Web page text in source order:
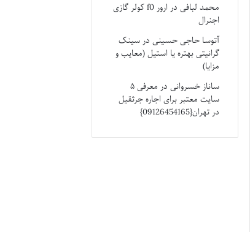
محمد لبافیدر
ارور f0 کولر گازی
اجنرال
آتوسا حاجی حسینیدرسینک
گرانیتی بهتره یا استیل (معایب و
مزایا)
ساناز خسروانیدر
معرفی ۵
سایت معتبر برای اجاره جرثقیل
در تهران{09126454165}